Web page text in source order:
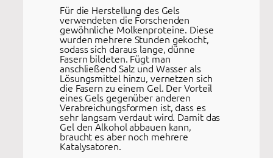
Für die Herstellung des Gels
verwendeten die Forschenden
gewöhnliche Molkenproteine. Diese
wurden mehrere Stunden gekocht,
sodass sich daraus lange, dünne
Fasern bildeten. Fügt man
anschließend Salz und Wasser als
Lösungsmittel hinzu, vernetzen sich
die Fasern zu einem Gel. Der Vorteil
eines Gels gegenüber anderen
Verabreichungsformen ist, dass es
sehr langsam verdaut wird. Damit das
Gel den Alkohol abbauen kann,
braucht es aber noch mehrere
Katalysatoren.